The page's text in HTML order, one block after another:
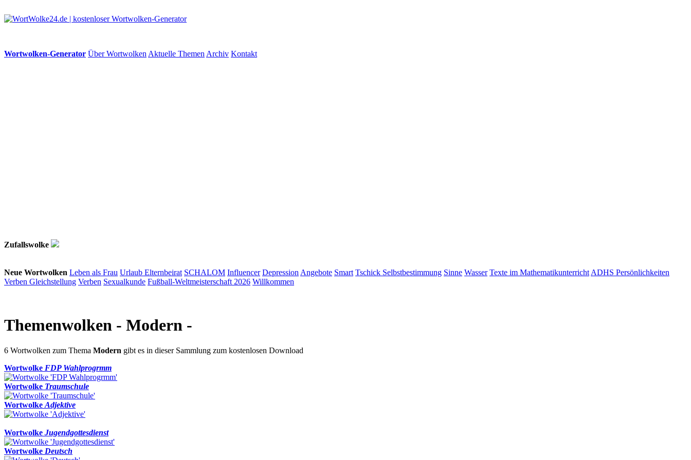
Wortwolken-Generator Über Wortwolken Aktuelle Themen Archiv Kontakt
Zufallswolke
Neue Wortwolken Leben als Frau Urlaub Elternbeirat SCHALOM Influencer Depression Angebote Smart Tschick Selbstbestimmung Sinne Wasser Texte im Mathematikunterricht ADHS Persönlichkeiten
Verben Gleichstellung Verben Sexualkunde Fußball-Weltmeisterschaft 2026 Willkommen
Themenwolken - Modern -
6 Wortwolken zum Thema Modern gibt es in dieser Sammlung zum kostenlosen Download
Wortwolke FDP Wahlprogrmm
Wortwolke Traumschule
Wortwolke Adjektive
Wortwolke Jugendgottesdienst
Wortwolke Deutsch